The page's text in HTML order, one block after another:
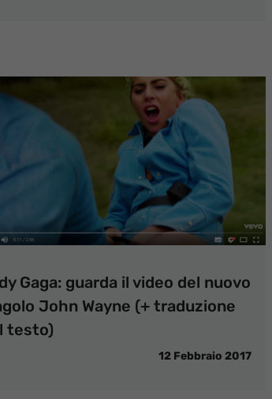
Gaga: guarda il video del nuovo
John Wayne (+ traduzione
testo)
12 Febbraio 2017